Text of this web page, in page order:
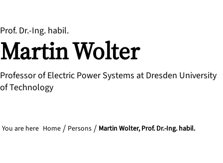
Prof. Dr.-Ing. habil.
MartinWolter
Professor of Electric Power Systems at Dresden University
of Technology
You are here Home Persons Martin Wolter, Prof. Dr.-Ing. habil.